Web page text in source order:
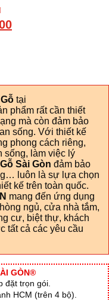
tại
phẩm rất cần thiết
mà còn đảm bảo
sống. Với thiết kế
phong cách riêng,
sống, làm việc lý
Sài Gòn đảm bảo
luôn là sự lựa chọn
kế trên toàn quốc.
mang đến ứng dụng
ngủ, cửa nhà tắm,
cư, biệt thự, khách
tất cả các yêu cầu
GÒN®
đặt trọn gói.
HCM (trên 4 bộ).